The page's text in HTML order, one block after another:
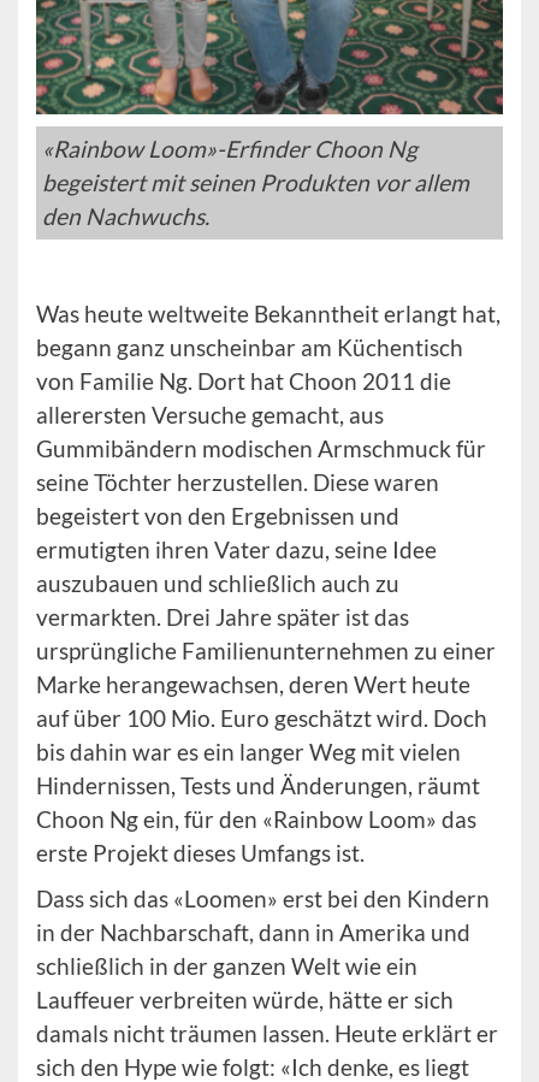
«Rainbow Loom»-Erfinder Choon Ng
begeistert mit seinen Produkten vor allem
den Nachwuchs.
Was heute weltweite Bekanntheit erlangt hat,
begann ganz unscheinbar am Küchentisch
von Familie Ng. Dort hat Choon 2011 die
allerersten Versuche gemacht, aus
Gummibändern modischen Armschmuck für
seine Töchter herzustellen. Diese waren
begeistert von den Ergebnissen und
ermutigten ihren Vater dazu, seine Idee
auszubauen und schließlich auch zu
vermarkten. Drei Jahre später ist das
ursprüngliche Familienunternehmen zu einer
Marke herangewachsen, deren Wert heute
auf über 100 Mio. Euro geschätzt wird. Doch
bis dahin war es ein langer Weg mit vielen
Hindernissen, Tests und Änderungen, räumt
Choon Ng ein, für den «Rainbow Loom» das
erste Projekt dieses Umfangs ist.
Dass sich das «Loomen» erst bei den Kindern
in der Nachbarschaft, dann in Amerika und
schließlich in der ganzen Welt wie ein
Lauffeuer verbreiten würde, hätte er sich
damals nicht träumen lassen. Heute erklärt er
sich den Hype wie folgt: «Ich denke, es liegt